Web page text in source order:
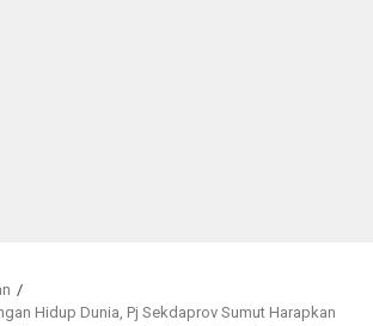
Hidup Dunia, Pj Sekdaprov Sumut Harapkan